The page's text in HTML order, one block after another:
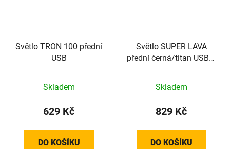
Světlo TRON 100 přední
USB
Skladem
629 Kč
DO KOŠÍKU
Světlo SUPER LAVA
přední černá/titan USB +
Skladem
829 Kč
DO KOŠÍKU